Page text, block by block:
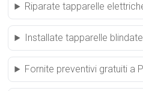
Riparate tapparelle
Installate tapparelle
Fornite preventivi gratuiti a